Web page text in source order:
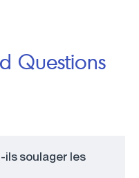
Questions
ils soulager les